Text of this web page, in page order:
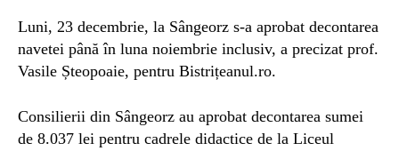
Luni, 23 decembrie, la Sângeorz s-a aprobat decontarea
navetei până în luna noiembrie inclusiv, a precizat prof.
Vasile Șteopoaie, pentru Bistrițeanul.ro.
Consilierii din Sângeorz au aprobat decontarea sumei
de 8.037 lei pentru cadrele didactice de la Liceul